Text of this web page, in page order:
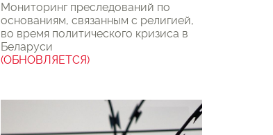
Мониторинг преследований по
основаниям, связанным с религией,
во время политического кризиса в
Беларуси
(ОБНОВЛЯЕТСЯ)